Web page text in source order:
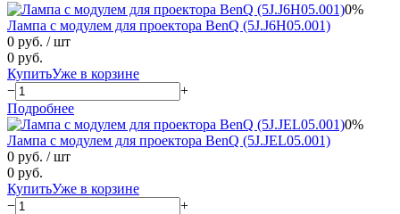
0%
Лампа с модулем для проектора BenQ (5J.J6H05.001)
0 руб. / шт
0 руб.
КупитьУже в корзине
−
+
Подробнее
0%
Лампа с модулем для проектора BenQ (5J.JEL05.001)
0 руб. / шт
0 руб.
КупитьУже в корзине
−
+